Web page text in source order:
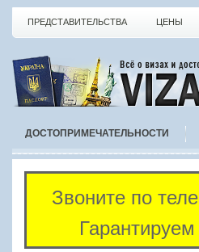
ПРЕДСТАВИТЕЛЬСТВА ЦЕНЫ
ДОСТОПРИМЕЧАТЕЛЬНОСТИ
Звоните по